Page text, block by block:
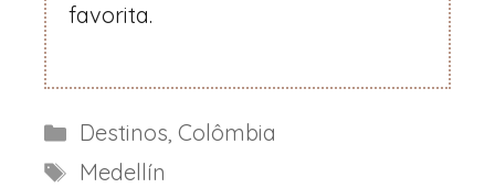
favorita.
Categorias
Destinos, Colômbia
Etiquetas
Medellín